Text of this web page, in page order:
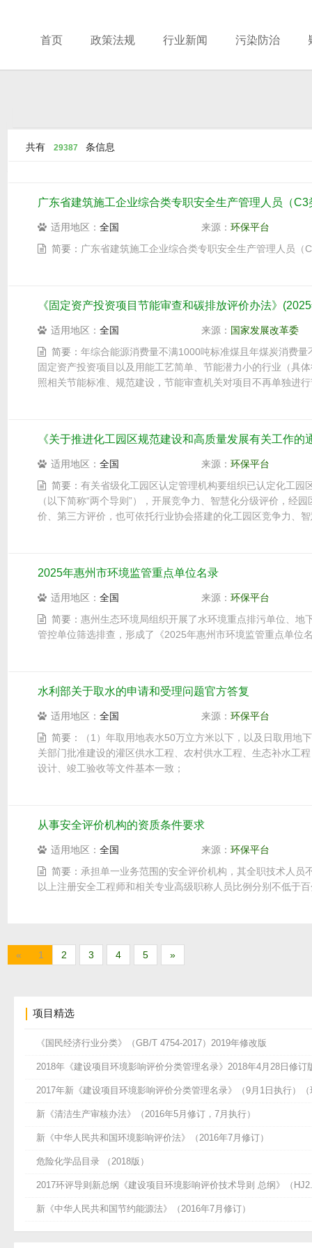
首页 政策法规 行业新闻 污染防治
共有 29387 条信息
广东省建筑施工企业综合类专职安全生产管理人员（
适用地区： 全国 来源： 环保平台
简要： 广东省建筑施工企业综合类专职安全生产管理人员（
《固定资产投资项目节能审查和碳排放评价办法》
适用地区： 全国 来源： 国家发展改革委
简要： 年综合能源消费量不满1000吨标准煤且年煤炭消费
固定资产投资项目以及用能工艺简单、节能潜力小的行业（具
照相关节能标准、规范建设，节能审查机关对项目不再单独进
《关于推进化工园区规范建设和高质量发展有关工作
适用地区： 全国 来源： 环保平台
简要： 有关省级化工园区认定管理机构要组织已认定化工
（以下简称“两个导则”），开展竞争力、智慧化分级评价，
价、第三方评价，也可依托行业协会搭建的化工园区竞争力、
2025年惠州市环境监管重点单位名录
适用地区： 全国 来源： 环保平台
简要： 惠州生态环境局组织开展了水环境重点排污单位、
管控单位筛选排查，形成了《2025年惠州市环境监管重点单位
水利部关于取水的申请和受理问题官方答复
适用地区： 全国 来源： 环保平台
简要：
（1）年取用地表水50万立方米以下，以及日取用
关部门批准建设的灌区供水工程、农村供水工程、生态补水工
设计、竣工验收等文件基本一致；
从事安全评价机构的资质条件要求
适用地区： 全国 来源： 环保平台
简要： 承担单一业务范围的安全评价机构，其全职技术人
以上注册安全工程师和相关专业高级职称人员比例分别不低于
« 1 2 3 4 5 »
项目精选
《国民经济行业分类》（GB/T 4754-2017）2019年修改版
2018年《建设项目环境影响评价分类管理名录》2018年4月28日修订
2017年新《建设项目环境影响评价分类管理名录》（9月1日执行）
新《清洁生产审核办法》（2016年5月修订，7月执行）
新《中华人民共和国环境影响评价法》（2016年7月修订）
危险化学品目录 （2018版）
2017环评导则新总纲《建设项目环境影响评价技术导则 总纲》（
新《中华人民共和国节约能源法》（2016年7月修订）